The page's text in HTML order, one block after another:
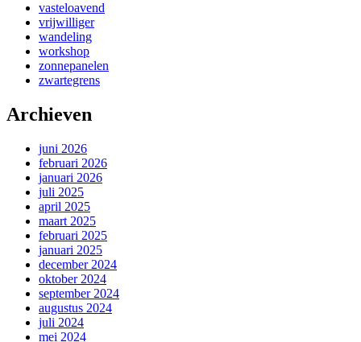
vasteloavend
vrijwilliger
wandeling
workshop
zonnepanelen
zwartegrens
Archieven
juni 2026
februari 2026
januari 2026
juli 2025
april 2025
maart 2025
februari 2025
januari 2025
december 2024
oktober 2024
september 2024
augustus 2024
juli 2024
mei 2024